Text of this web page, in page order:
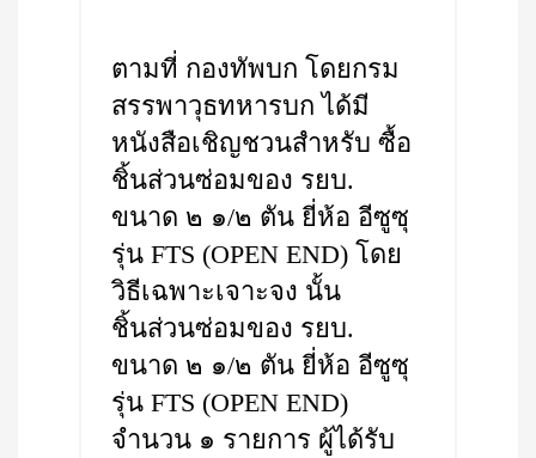
ตามที่ กองทัพบก โดยกรม
สรรพาวุธทหารบก ได้มี
หนังสือเชิญชวนสำหรับ ซื้อ
ชิ้นส่วนซ่อมของ รยบ.
ขนาด ๒ ๑/๒ ตัน ยี่ห้อ อีซูซุ
รุ่น FTS (OPEN END) โดย
วิธีเฉพาะเจาะจง นั้น
ชิ้นส่วนซ่อมของ รยบ.
ขนาด ๒ ๑/๒ ตัน ยี่ห้อ อีซูซุ
รุ่น FTS (OPEN END)
จำนวน ๑ รายการ ผู้ได้รับ